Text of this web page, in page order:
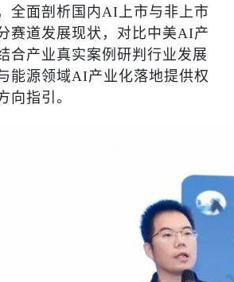
全面剖析国内AI上市与非上市
赛道发展现状，对比中美AI产
合产业真实案例研判行业发展
能源领域AI产业化落地提供权
向指引。